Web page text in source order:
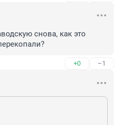
снова, как это
+0 –1